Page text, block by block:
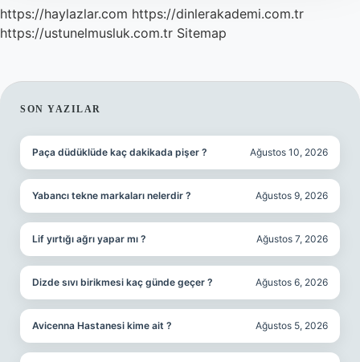
https://haylazlar.com https://dinlerakademi.com.tr
https://ustunelmusluk.com.tr Sitemap
SIDEBAR
SON YAZILAR
Paça düdüklüde kaç dakikada pişer ? Ağustos 10, 2026
Yabancı tekne markaları nelerdir ? Ağustos 9, 2026
Lif yırtığı ağrı yapar mı ? Ağustos 7, 2026
Dizde sıvı birikmesi kaç günde geçer ? Ağustos 6, 2026
Avicenna Hastanesi kime ait ? Ağustos 5, 2026